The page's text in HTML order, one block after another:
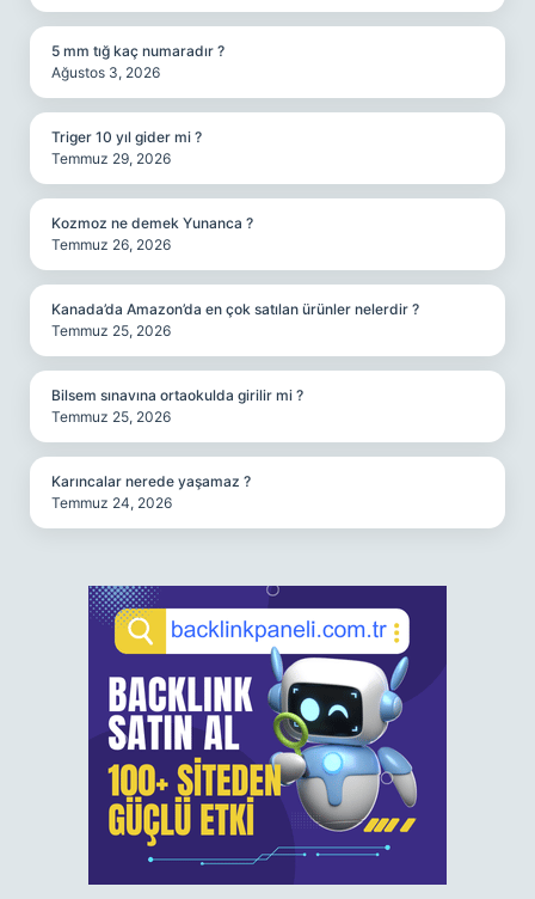
5 mm tığ kaç numaradır ?
Ağustos 3, 2026
Triger 10 yıl gider mi ?
Temmuz 29, 2026
Kozmoz ne demek Yunanca ?
Temmuz 26, 2026
Kanada’da Amazon’da en çok satılan ürünler nelerdir ?
Temmuz 25, 2026
Bilsem sınavına ortaokulda girilir mi ?
Temmuz 25, 2026
Karıncalar nerede yaşamaz ?
Temmuz 24, 2026